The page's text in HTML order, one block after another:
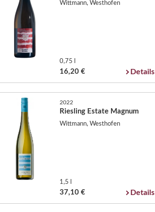
Wittmann, Westhofen
0,75 l
16,20 € Details
2022
Riesling Estate Magnum
Wittmann, Westhofen
1,5 l
37,10 € Details